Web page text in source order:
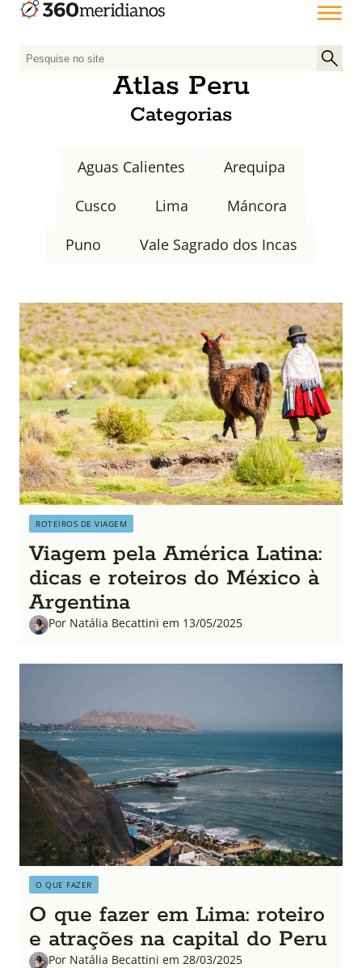
P
Atlas Peru
Categorias
Aguas Calientes
Arequipa
Cusco
Lima
Máncora
Puno
Vale Sagrado dos Incas
ROTEIROS DE VIAGEM
Viagem pela América Latina:
dicas e roteiros do México à
Argentina
Por Natália Becattini em 13/05/2025
O QUE FAZER
O que fazer em Lima: roteiro
e atrações na capital do Peru
Por Natália Becattini em 28/03/2025